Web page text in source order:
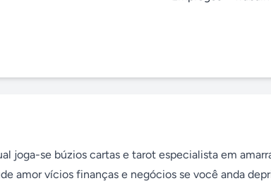
joga-se búzios cartas e tarot especialista em
amor vícios finanças e negócios se você anda